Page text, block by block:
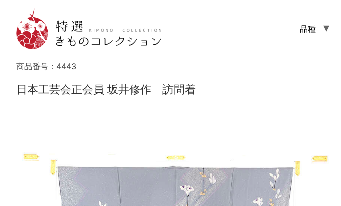
品種
商品番号： 4443
日本工芸会正会員 坂井修作 訪問着